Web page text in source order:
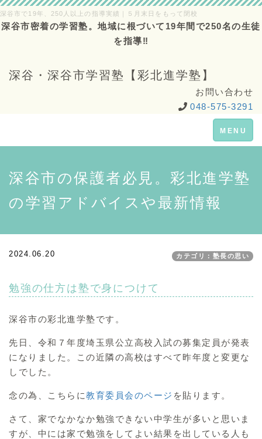
深谷市で19年、250人以上の指導実績｜５月末日をもって閉校
深谷市密着の学習塾。地域に根づいて19年間で250名の生徒
を指導‼
深谷・深谷市学習塾【彩北進学塾】
お問い合わせ
048-575-3291
Toggle
navigation
MENU
深谷市の保護者必見。彩北進学塾
の学習アドバイスや最新情報
2024.06.20 カテゴリ：塾長の思い
勉強の仕方は塾で身につけて
深谷市の彩北進学塾です。
先日、令和７年度埼玉県公立高校入試の募集定員が発表
になりました。この近隣の高校はすべて昨年度と変更な
しでした。
念の為、こちらに教育委員会のページ を貼ります。
さて、家でなかなか勉強できない中学生が多いと思いま
すが、中には家で勉強をしてよい結果を出している人も